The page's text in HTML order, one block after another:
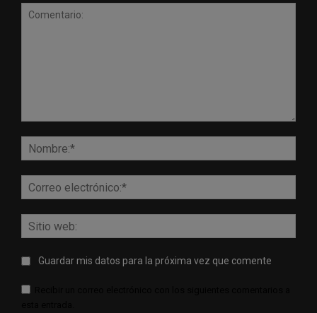
web:
Guardar mis datos para la próxima vez que comente